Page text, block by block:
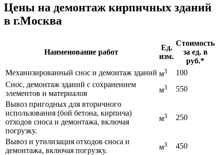
Цены на демонтаж кирпичных зданий
в г.Москва
Наименование работ
Ед.
изм.
Стоимость
за ед. в
руб.*
Механизированный снос и демонтаж зданий м3
100
Снос, демонтаж зданий с сохранением
элементов и материалов
м3
550
Вывоз пригодных для вторичного
использования (бой бетона, кирпича)
отходов сноса и демонтажа, включая
погрузку.
м3 250
Вывоз и утилизация отходов сноса и
демонтажа, включая погрузку.
м3
450